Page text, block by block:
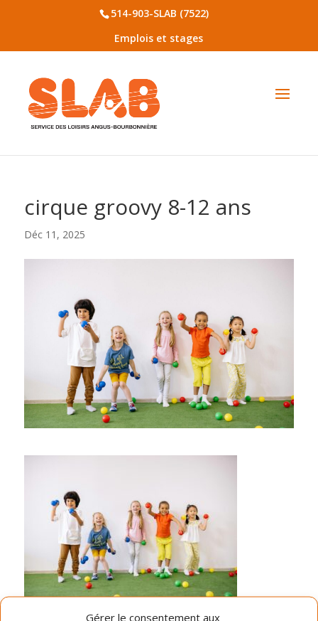
Gérer le consentement aux
514-903-SLAB (7522)
Emplois et stages
cirque groovy 8-12 ans
Déc 11, 2025